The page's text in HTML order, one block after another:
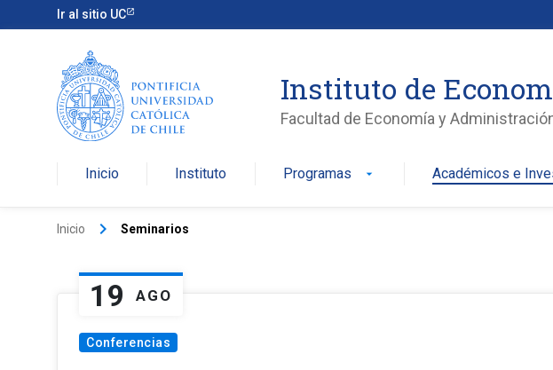
Ir al sitio UC
Instituto de
Facultad de Economía y
Inicio Instituto Programas arrow_drop_down Académicos e
Inicio keyboard_arrow_right Seminarios
19 AGO
Conferencias